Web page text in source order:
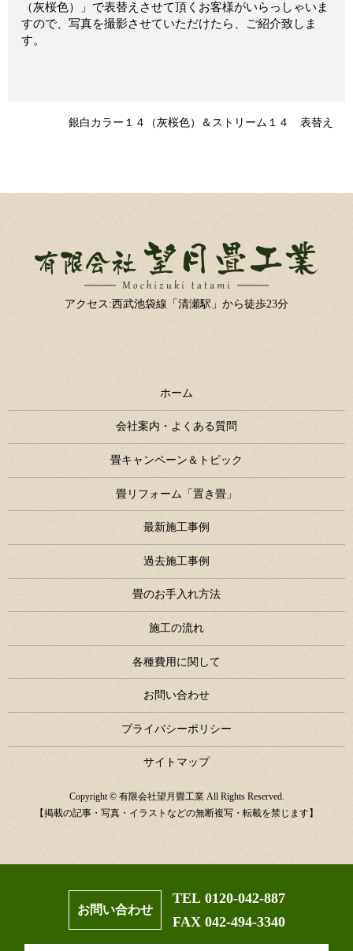
（灰桜色）」で表替えさせて頂くお客様がいらっしゃいま
すので、写真を撮影させていただけたら、ご紹介致しま
す。
銀白カラー１４（灰桜色）＆ストリーム１４ 表替え
アクセス:西武池袋線「清瀬駅」から徒歩23分
ホーム
会社案内・よくある質問
畳キャンペーン＆トピック
畳リフォーム「置き畳」
最新施工事例
過去施工事例
畳のお手入れ方法
施工の流れ
各種費用に関して
お問い合わせ
プライバシーポリシー
サイトマップ
Copyright © 有限会社望月畳工業 All Rights Reserved.
【掲載の記事・写真・イラストなどの無断複写・転載を禁じます】
お問い合わせ
TEL 0120-042-887
FAX 042-494-3340